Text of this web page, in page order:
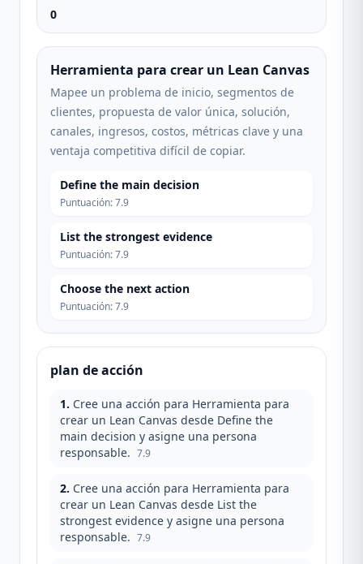
0
Herramienta para crear un Lean Canvas
Mapee un problema de inicio, segmentos de
clientes, propuesta de valor única, solución,
canales, ingresos, costos, métricas clave y una
ventaja competitiva difícil de copiar.
Define the main decision
Puntuación:7.9
List the strongest evidence
Puntuación:7.9
Choose the next action
Puntuación:7.9
plan de acción
1. Cree una acción para Herramienta para
crear un Lean Canvas desde Define the
main decision y asigne una persona
responsable. 7.9
2. Cree una acción para Herramienta para
crear un Lean Canvas desde List the
strongest evidence y asigne una persona
responsable. 7.9